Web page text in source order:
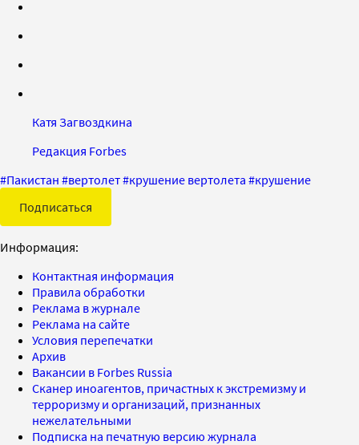
Катя Загвоздкина
Редакция Forbes
#Пакистан #вертолет#крушение вертолета #крушение
Подписаться
Информация:
Контактная информация
Правила обработки
Реклама в журнале
Реклама на сайте
Условия перепечатки
Архив
Вакансии в Forbes Russia
Сканер иноагентов, причастных к экстремизму и
терроризму и организаций, признанных
нежелательными
Подписка на печатную версию журнала